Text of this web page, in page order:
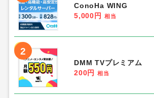
ConoHa WING
5,000円
相当
2
DMM TVプレミアム
200円
相当